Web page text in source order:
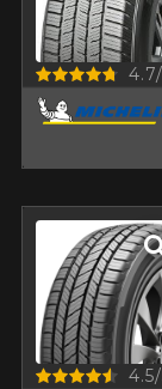
Aperçu
Aperçu